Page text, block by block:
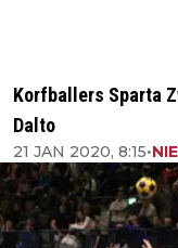
Korfballers Sparta
Dalto
21 JAN 2020, 8:15•